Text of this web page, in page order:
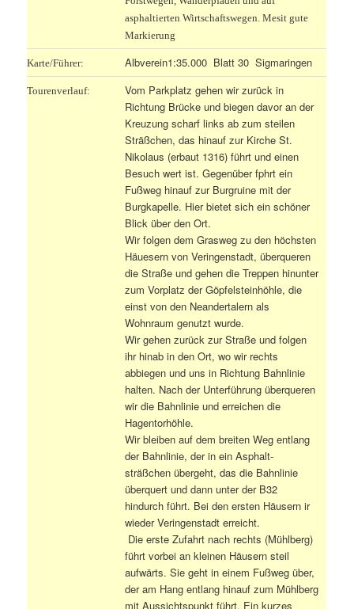
asphaltierten Wirtschaftswegen. Mesit gute
Markierung
Karte/Führer: Albverein1:35.000 Blatt 30 Sigmaringen
Tourenverlauf:
Vom Parkplatz gehen wir zurück in
Richtung Brücke und biegen davor an der
Kreuzung scharf links ab zum steilen
Sträßchen, das hinauf zur Kirche St.
Nikolaus (erbaut 1316) führt und einen
Besuch wert ist. Gegenüber fphrt ein
Fußweg hinauf zur Burgruine mit der
Burgkapelle. Hier bietet sich ein schöner
Blick über den Ort.
Wir folgen dem Grasweg zu den höchsten
Häuesern von Veringenstadt, überqueren
die Straße und gehen die Treppen hinunter
zum Vorplatz der Göpfelsteinhöhle, die
einst von den Neandertalern als
Wohnraum genutzt wurde.
Wir gehen zurück zur Straße und folgen
ihr hinab in den Ort, wo wir rechts
abbiegen und uns in Richtung Bahnlinie
halten. Nach der Unterführung überqueren
wir die Bahnlinie und erreichen die
Hagentorhöhle.
Wir bleiben auf dem breiten Weg entlang
der Bahnlinie, der in ein Asphalt-
sträßchen übergeht, das die Bahnlinie
überquert und dann unter der B32
hindurch führt. Bei den ersten Häusern ir
wieder Veringenstadt erreicht.
Die erste Zufahrt nach rechts (Mühlberg)
führt vorbei an kleinen Häusern steil
aufwärts. Sie geht in einem Fußweg über,
der am Hang entlang hinauf zum Mühlberg
mit Aussichtspunkt führt. Ein kurzes